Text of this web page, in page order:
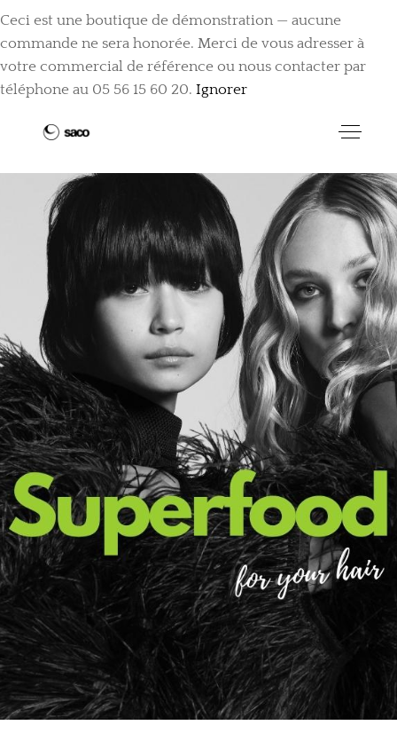
Ceci est une boutique de démonstration — aucune
commande ne sera honorée. Merci de vous adresser à
votre commercial de référence ou nous contacter par
téléphone au 05 56 15 60 20. Ignorer